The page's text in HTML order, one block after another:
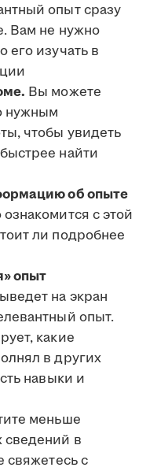
опыт сразу
Вам не нужно
его изучать в
Вы можете
нужным
чтобы увидеть
найти
об опыте
с этой
ли подробнее
опыт
на экран
опыт.
какие
в других
навыки и
меньше
сведений в
свяжетесь с